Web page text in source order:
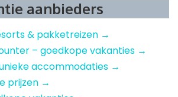
aanbieders
& pakketreizen →
– goedkope vakanties →
accommodaties →
prijzen →